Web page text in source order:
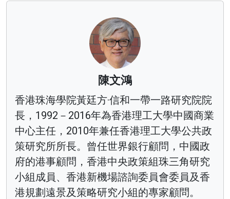
陳文鴻
香港珠海學院黃廷方·信和一帶一路研究院院
長，1992－2016年為香港理工大學中國商業
中心主任，2010年兼任香港理工大學公共政
策研究所所長。曾任世界銀行顧問，中國政
府的港事顧問，香港中央政策組珠三角研究
小組成員、香港新機場諮詢委員會委員及香
港規劃遠景及策略研究小組的專家顧問。